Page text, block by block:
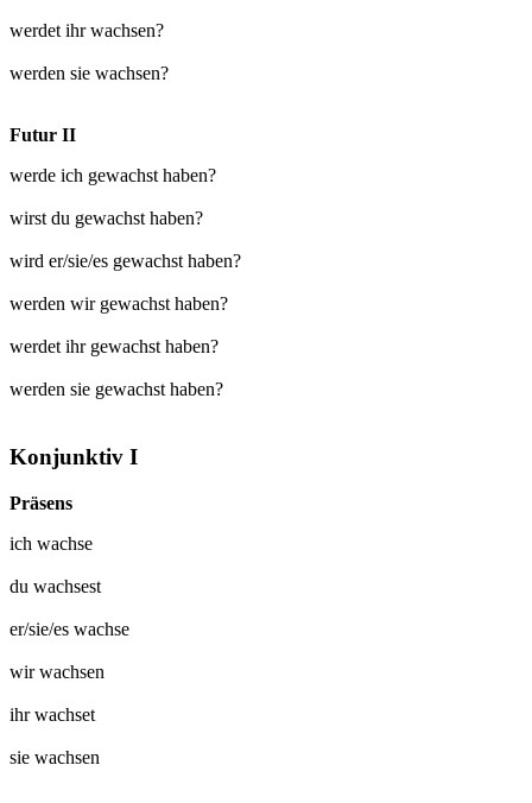
werdet ihr wachsen?
werden sie wachsen?
Futur II
werde ich gewachst haben?
wirst du gewachst haben?
wird er/sie/es gewachst haben?
werden wir gewachst haben?
werdet ihr gewachst haben?
werden sie gewachst haben?
Konjunktiv I
Präsens
ich wachse
du wachsest
er/sie/es wachse
wirwachsen
ihrwachset
sie wachsen